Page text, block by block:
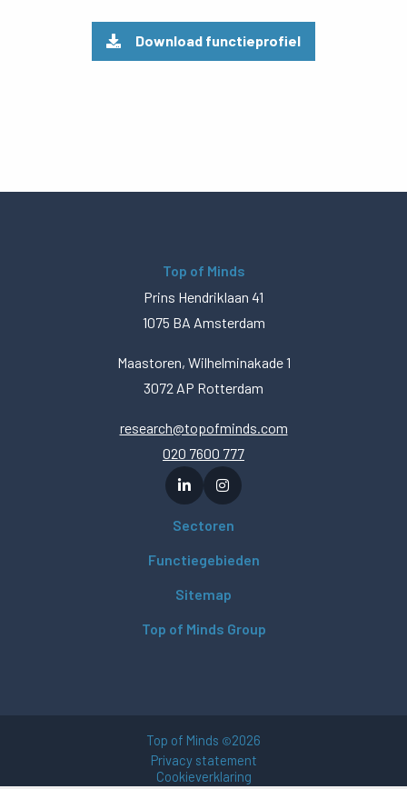
Download functieprofiel
Top of Minds
Prins Hendriklaan 41
1075 BA Amsterdam
Maastoren, Wilhelminakade 1
3072 AP Rotterdam
research@topofminds.com
020 7600 777
Sectoren
Functiegebieden
Sitemap
Top of Minds Group
Top of Minds ©2026
Privacy statement
Cookieverklaring